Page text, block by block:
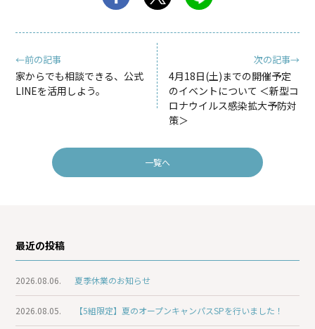
←前の記事
家からでも相談できる、公式
LINEを活用しよう。
次の記事→
4月18日(土)までの開催予定
のイベントについて ＜新型コ
ロナウイルス感染拡大予防対
策＞
一覧へ
最近の投稿
2026.08.06. 夏季休業のお知らせ
2026.08.05. 【5組限定】夏のオープンキャンパスSPを行いました！